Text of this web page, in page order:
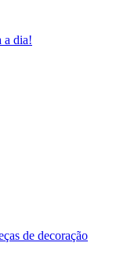
a dia!
de decoração